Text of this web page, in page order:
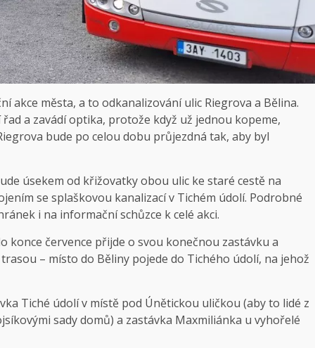
akce města, a to odkanalizování ulic Riegrova a Bělina.
a zavádí optika, protože když už jednou kopeme,
bude po celou dobu průjezdná tak, aby byl
úsekem od křižovatky obou ulic ke staré cestě na
se splaškovou kanalizací v Tichém údolí. Podrobné
i na informační schůzce k celé akci.
konce července přijde o svou konečnou zastávku a
– místo do Běliny pojede do Tichého údolí, na jehož
Tiché údolí v místě pod Únětickou uličkou (aby to lidé z
sady domů) a zastávka Maxmiliánka u vyhořelé